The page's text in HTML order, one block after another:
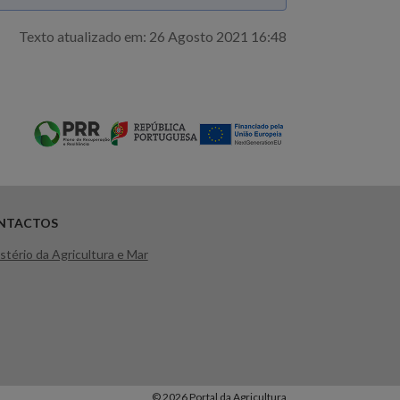
Texto atualizado em: 26 Agosto 2021 16:48
da Agricultura e Mar
© 2026 Portal da Agricultura